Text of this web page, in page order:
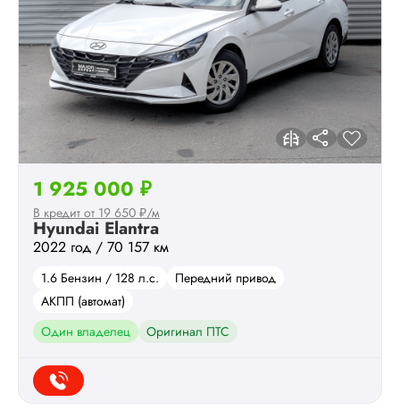
Hyundai Elantra
2022 год / 70 157 км
1.6 Бензин / 128 л.с.
Передний привод
АКПП (автомат)
Один владелец
Оригинал ПТС
1 925 000 ₽
В кредит от 19 650 ₽/м